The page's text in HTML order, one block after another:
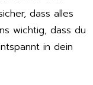
dass alles
wichtig, dass du
in dein